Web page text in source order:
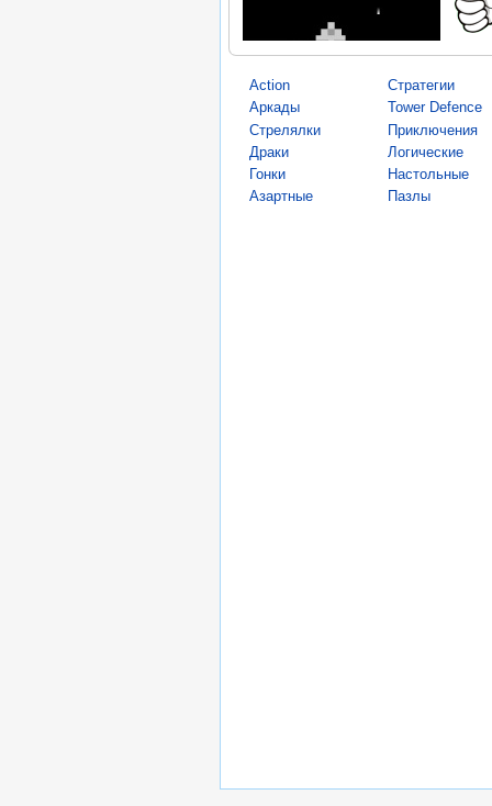
Action
Аркады
Стрелялки
Драки
Гонки
Азартные
Стратегии
Tower Defence
Приключения
Логические
Настольные
Пазлы